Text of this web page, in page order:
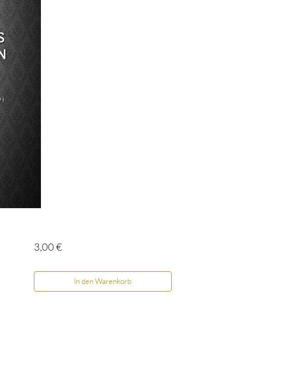
3,00 €Preis
In den Warenkorb